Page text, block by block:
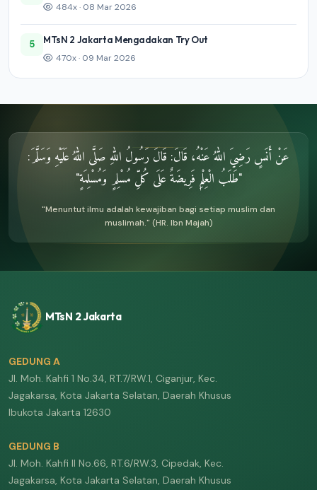
484x · 08 Mar 2026
5
MTsN 2 Jakarta Mengadakan Try Out
470x · 09 Mar 2026
عَنْ أَنَسٍ رَضِيَ اللهُ عَنْهُ، قَالَ: قَالَ رَسُولُ اللهِ صَلَّى اللهُ عَلَيْهِ وَسَلَّمَ:
"طَلَبُ الْعِلْمِ فَرِيضَةٌ عَلَى كُلِّ مُسْلِمٍ وَمُسْلِمَةٍ"
"Menuntut ilmu adalah kewajiban bagi setiap muslim dan
muslimah." (HR. Ibn Majah)
MTsN 2 Jakarta
GEDUNG A
Jl. Moh. Kahfi 1 No.34, RT.7/RW.1, Ciganjur, Kec.
Jagakarsa, Kota Jakarta Selatan, Daerah Khusus
Ibukota Jakarta 12630
GEDUNG B
Jl. Moh. Kahfi II No.66, RT.6/RW.3, Cipedak, Kec.
Jagakarsa, Kota Jakarta Selatan, Daerah Khusus